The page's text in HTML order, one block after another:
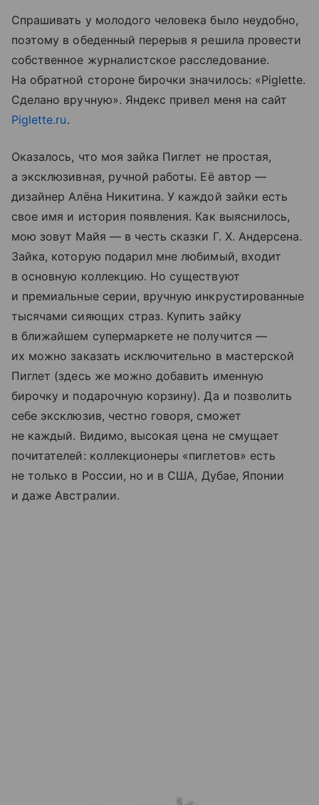
Спрашивать у молодого человека было неудобно,
поэтому в обеденный перерыв я решила провести
собственное журналистское расследование.
На обратной стороне бирочки значилось: «Piglette.
Сделано вручную». Яндекс привел меня на сайт
Piglette.ru.
Оказалось, что моя зайка Пиглет не простая,
а эксклюзивная, ручной работы. Её автор —
дизайнер Алёна Никитина. У каждой зайки есть
свое имя и история появления. Как выяснилось,
мою зовут Майя — в честь сказки Г. Х. Андерсена.
Зайка, которую подарил мне любимый, входит
в основную коллекцию. Но существуют
и премиальные серии, вручную инкрустированные
тысячами сияющих страз. Купить зайку
в ближайшем супермаркете не получится —
их можно заказать исключительно в мастерской
Пиглет (здесь же можно добавить именную
бирочку и подарочную корзину). Да и позволить
себе эксклюзив, честно говоря, сможет
не каждый. Видимо, высокая цена не смущает
почитателей: коллекционеры «пиглетов» есть
не только в России, но и в США, Дубае, Японии
и даже Австралии.